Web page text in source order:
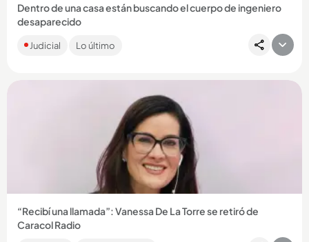
Dentro de una casa están buscando el cuerpo de ingeniero
desaparecido
secuestrado por miembros del grupo El Mesa. Se investiga si
Judicial Lo último
Compartir Noticia
“Recibí una llamada”: Vanessa De La Torre se retiró de
Caracol Radio